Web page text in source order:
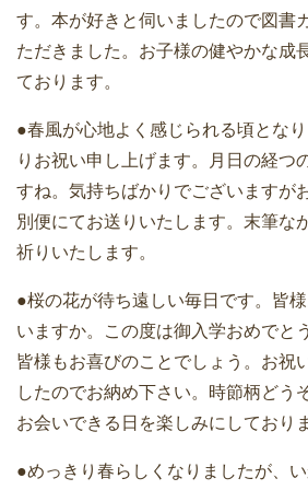
す。本が好きと伺いましたので図書
ただきました。お子様の健やかな成
ております。
●春風が心地よく感じられる頃とな
りお祝い申し上げます。月日の経つ
すね。気持ちばかりでございますが
別便にてお送りいたします。末筆な
祈りいたします。
●桜の花が待ち遠しい毎日です。皆
いますか。この度は御入学おめでと
皆様もお喜びのことでしょう。お祝
したのでお納め下さい。時節柄どう
お会いできる日を楽しみにしており
●めっきり春らしくなりましたが、